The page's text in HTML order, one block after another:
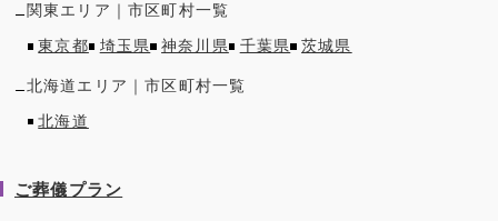
関東エリア｜市区町村一覧
東京都
埼玉県 神奈川県 千葉県 茨城県
北海道エリア｜市区町村一覧
北海道
ご葬儀プラン